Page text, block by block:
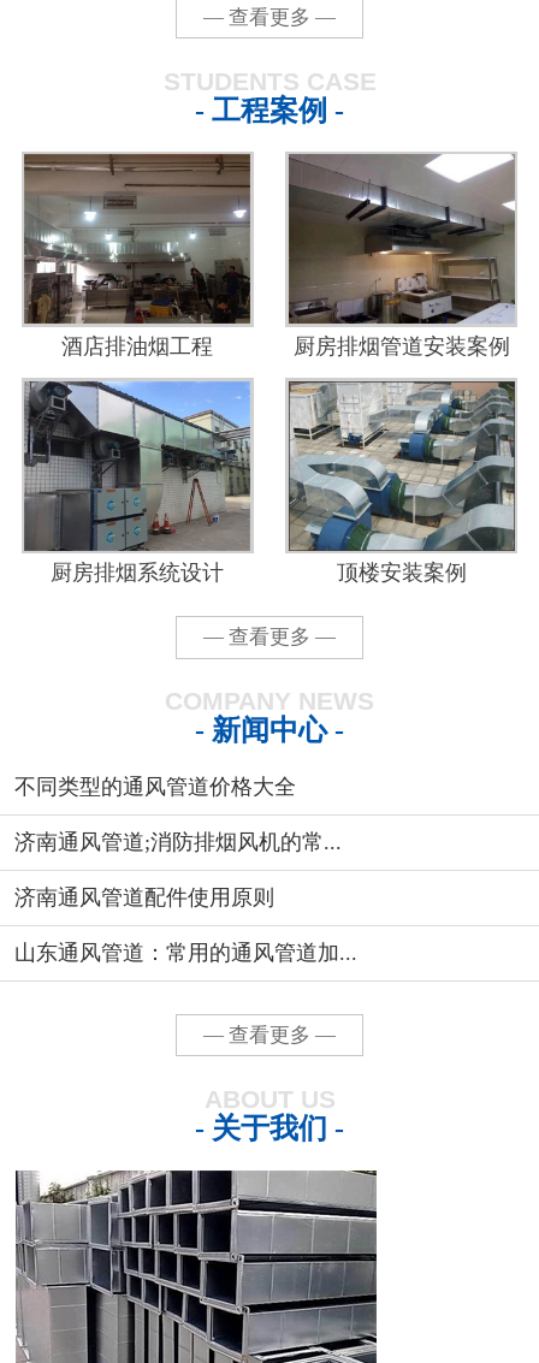
— 查看更多 —
STUDENTS CASE
- 工程案例 -
酒店排油烟工程 厨房排烟管道安装案例
厨房排烟系统设计 顶楼安装案例
— 查看更多 —
COMPANY NEWS
- 新闻中心 -
不同类型的通风管道价格大全
济南通风管道;消防排烟风机的常...
济南通风管道配件使用原则
山东通风管道：常用的通风管道加...
— 查看更多 —
ABOUT US
- 关于我们 -